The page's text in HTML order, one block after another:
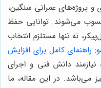
پروژه‌های عمرانی سنگین،
می‌شوند. توانایی حفظ
نه تنها مستلزم انتخاب
راهنمای کامل برای افزایش
دانش فنی و اجرای
می‌باشد. در این مقاله، ما